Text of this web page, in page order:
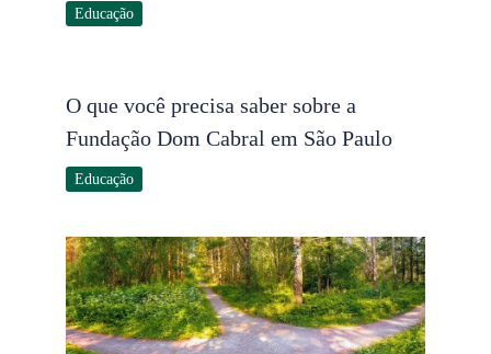
Educação
O que você precisa saber sobre a
Fundação Dom Cabral em São Paulo
Educação